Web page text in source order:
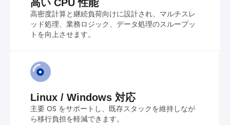
高い CPU 性能
高密度計算と継続負荷向けに設計され、マルチスレ
ッド処理、業務ロジック、データ処理のスループッ
トを向上させます。
Linux / Windows 対応
主要 OS をサポートし、既存スタックを維持しなが
ら移行負担を軽減できます。